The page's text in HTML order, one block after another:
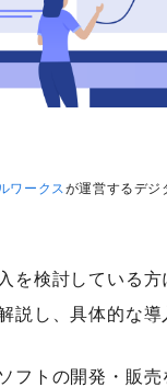
ワークス が運営するデジ
を検討している
し、具体的な導
フトの開発・販